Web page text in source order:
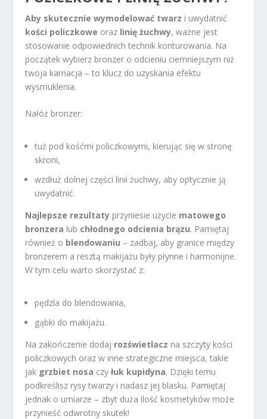
Aby skutecznie wymodelować twarz i uwydatnić
kości policzkowe oraz linię żuchwy, ważne jest
stosowanie odpowiednich technik konturowania. Na
początek wybierz bronzer o odcieniu ciemniejszym niż
twoja karnacja – to klucz do uzyskania efektu
wysmuklenia.
Nałóż bronzer:
tuż pod kośćmi policzkowymi, kierując się w stronę
skroni,
wzdłuż dolnej części linii żuchwy, aby optycznie ją
uwydatnić.
Najlepsze rezultaty przyniesie użycie matowego
bronzera lub chłodnego odcienia brązu. Pamiętaj
również o blendowaniu – zadbaj, aby granice między
bronzerem a resztą makijażu były płynne i harmonijne.
W tym celu warto skorzystać z:
pędzla do blendowania,
gąbki do makijażu.
Na zakończenie dodaj rozświetlacz na szczyty kości
policzkowych oraz w inne strategiczne miejsca, takie
jak grzbiet nosa czyłuk kupidyna. Dzięki temu
podkreślisz rysy twarzy i nadasz jej blasku. Pamiętaj
jednak o umiarze – zbyt duża ilość kosmetyków może
przynieść odwrotny skutek!